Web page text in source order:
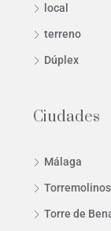
local
terreno
Dúplex
Ciudades
Málaga
Torremolinos
Torre de